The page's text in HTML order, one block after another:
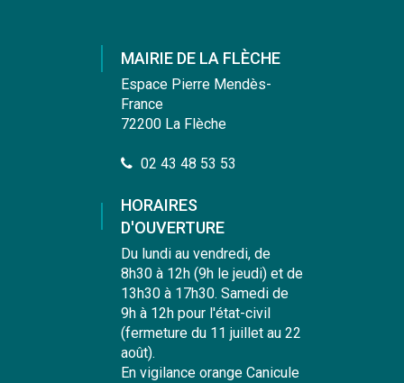
comptecomptecompte
chaîne
MAIRIE DE LA FLÈCHE
Espace Pierre Mendès-
France
72200 La Flèche
02 43 48 53 53
HORAIRES
D'OUVERTURE
Du lundi au vendredi, de
8h30 à 12h (9h le jeudi) et de
13h30 à 17h30. Samedi de
9h à 12h pour l'état-civil
(fermeture du 11 juillet au 22
août).
En vigilance orange Canicule